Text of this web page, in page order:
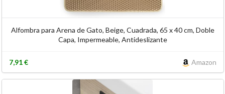
Alfombra para Arena de Gato, Beige, Cuadrada, 65 x 40 cm, Doble
Capa, Impermeable, Antideslizante
Amazon
7,91 €